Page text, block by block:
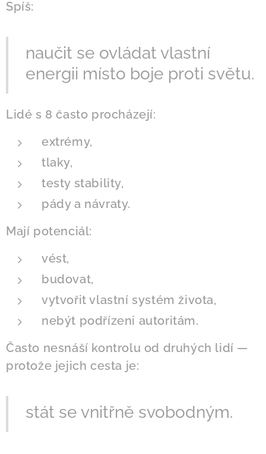
Spíš:
naučit se ovládat vlastní
energii místo boje proti světu.
Lidé s 8 často procházejí:
extrémy,
tlaky,
testy stability,
pády a návraty.
Mají potenciál:
vést,
budovat,
vytvořit vlastní systém života,
nebýt podřízeni autoritám.
Často nesnáší kontrolu od druhých lidí —
protože jejich cesta je:
stát se vnitřně svobodným.